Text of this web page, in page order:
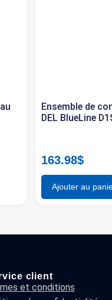
Ensemble de
DEL BlueLine
163.98$
Ajouter au
client
et conditions